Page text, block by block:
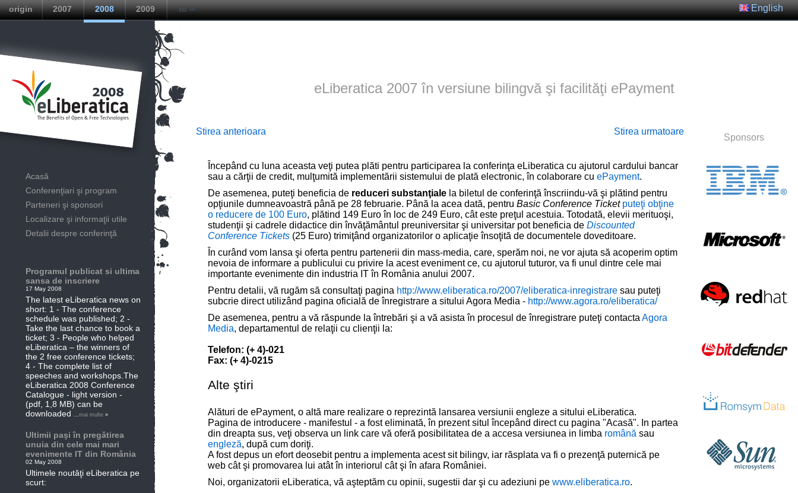
origin 2007 2008 2009 to ∞ English
Acasă
Conferenţiari şi program
Parteneri şi sponsori
Localizare şi informaţii utile
Detalii despre conferinţă
Programul publicat si ultima
sansa de inscriere
17 May 2008
The latest eLiberatica news on
short: 1 - The conference
schedule was published; 2 -
Take the last chance to book a
ticket; 3 - People who helped
eLiberatica – the winners of
the 2 free conference tickets;
4 - The complete list of
speeches and workshops.The
eLiberatica 2008 Conference
Catalogue - light version -
(pdf, 1,8 MB) can be
downloaded ...mai multe »
Ultimii paşi în pregătirea
unuia din cele mai mari
evenimente IT din România
02 May 2008
Ultimele noutăţi eLiberatica pe
scurt:
eLiberatica 2007 în versiune bilingvă şi facilităţi ePayment
Stirea anterioara Stirea urmatoare
Începând cu luna aceasta veţi putea plăti pentru participarea la conferinţa eLiberatica cu ajutorul cardului bancar
sau a cărţii de credit, mulţumită implementării sistemului de plată electronic, în colaborare cu ePayment.
De asemenea, puteţi beneficia de reduceri substanţiale la biletul de conferinţă înscriindu-vă şi plătind pentru
opţiunile dumneavoastră până pe 28 februarie. Până la acea dată, pentru Basic Conference Ticket puteţi obţine
o reducere de 100 Euro, plătind 149 Euro în loc de 249 Euro, cât este preţul acestuia. Totodată, elevii merituoşi,
studenţii şi cadrele didactice din învăţământul preuniversitar şi universitar pot beneficia de Discounted
Conference Tickets (25 Euro) trimiţând organizatorilor o aplicaţie însoţită de documentele doveditoare.
În curând vom lansa şi oferta pentru partenerii din mass-media, care, sperăm noi, ne vor ajuta să acoperim optim
nevoia de informare a publicului cu privire la acest eveniment ce, cu ajutorul tuturor, va fi unul dintre cele mai
importante evenimente din industria IT în România anului 2007.
Pentru detalii, vă rugăm să consultaţi pagina http://www.eliberatica.ro/2007/eliberatica-inregistrare sau puteţi
subcrie direct utilizând pagina oficială de înregistrare a sitului Agora Media - http://www.agora.ro/eliberatica/
De asemenea, pentru a vă răspunde la întrebări şi a vă asista în procesul de înregistrare puteţi contacta Agora
Media, departamentul de relaţii cu clienţii la:
Telefon: (+ 4)-021
Fax: (+ 4)-0215
Alte ştiri
Alături de ePayment, o altă mare realizare o reprezintă lansarea versiunii engleze a sitului eLiberatica.
Pagina de introducere - manifestul - a fost eliminată, în prezent situl începând direct cu pagina "Acasă". In partea
din dreapta sus, veţi observa un link care vă oferă posibilitatea de a accesa versiunea in limba română sau
engleză, după cum doriţi.
A fost depus un efort deosebit pentru a implementa acest sit bilingv, iar răsplata va fi o prezenţă puternică pe
web cât şi promovarea lui atât în interiorul cât şi în afara României.
Noi, organizatorii eLiberatica, vă aşteptăm cu opinii, sugestii dar şi cu adeziuni pe www.eliberatica.ro.
Sponsors